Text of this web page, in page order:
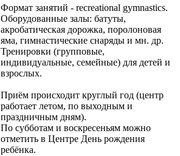
Формат занятий - recreational gymnastics.
Оборудованные залы: батуты,
акробатическая дорожка, поролоновая
яма, гимнастические снаряды и мн. др.
Тренировки (групповые,
индивидуальные, семейные) для детей и
взрослых.
Приём происходит круглый год (центр
работает летом, по выходным и
праздничным дням).
По субботам и воскресеньям можно
отметить в Центре День рождения
ребёнка.